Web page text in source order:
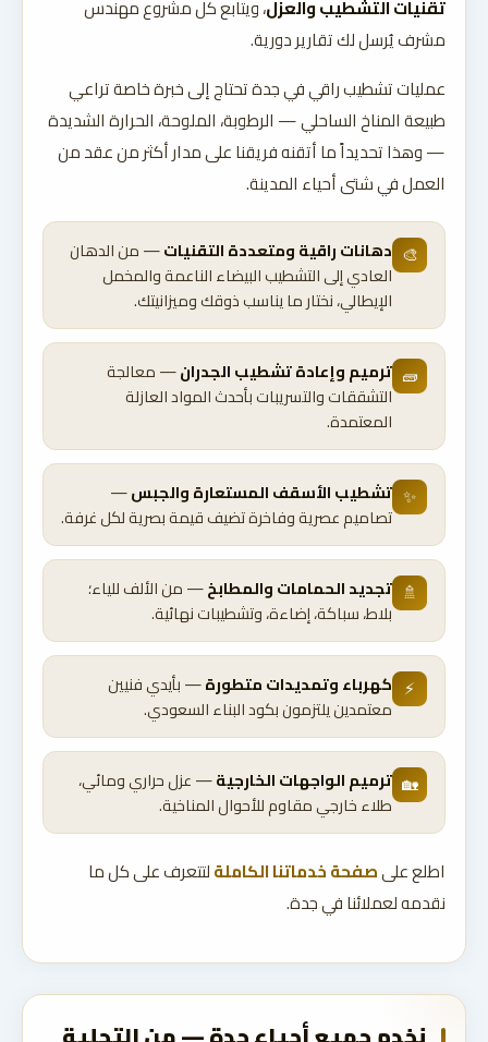
تقنيات التشطيب والعزل، ويتابع كل مشروع مهندس
مشرف يُرسل لك تقارير دورية.
عمليات تشطيب راقي في جدة تحتاج إلى خبرة خاصة تراعي
طبيعة المناخ الساحلي — الرطوبة، الملوحة، الحرارة الشديدة
— وهذا تحديداً ما أتقنه فريقنا على مدار أكثر من عقد من
العمل في شتى أحياء المدينة.
🎨 دهانات راقية ومتعددة التقنيات— من الدهان
العادي إلى التشطيب البيضاء الناعمة والمخمل
الإيطالي، نختار ما يناسب ذوقك وميزانيتك.
🧱 ترميم وإعادة تشطيب الجدران— معالجة
التشققات والتسريبات بأحدث المواد العازلة
المعتمدة.
✨ تشطيب الأسقف المستعارة والجبس—
تصاميم عصرية وفاخرة تضيف قيمة بصرية لكل غرفة.
🚿 تجديد الحمامات والمطابخ— من الألف للياء؛
بلاط، سباكة، إضاءة، وتشطيبات نهائية.
⚡ كهرباء وتمديدات متطورة— بأيدي فنيين
معتمدين يلتزمون بكود البناء السعودي.
🏡 ترميم الواجهات الخارجية— عزل حراري ومائي،
طلاء خارجي مقاوم للأحوال المناخية.
اطلع علىصفحة خدماتنا الكاملةلتتعرف على كل ما
نقدمه لعملائنا في جدة.